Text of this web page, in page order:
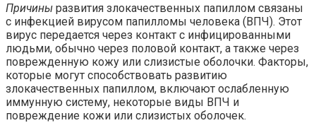
Причины развития злокачественных папиллом связаны
с инфекцией вирусом папилломы человека (ВПЧ). Этот
вирус передается через контакт с инфицированными
людьми, обычно через половой контакт, а также через
поврежденную кожу или слизистые оболочки. Факторы,
которые могут способствовать развитию
злокачественных папиллом, включают ослабленную
иммунную систему, некоторые виды ВПЧ и
повреждение кожи или слизистых оболочек.